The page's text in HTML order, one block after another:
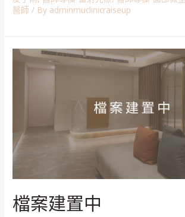
醫師 / By adminmuclinicraiseup
檔案建置中